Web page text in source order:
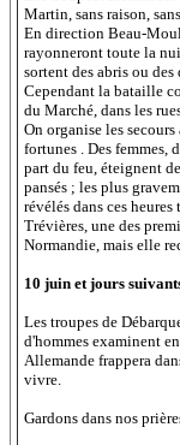
Martin, sans raison,
En direction Beau-
rayonneront toute la
sortent des abris ou des
Cependant la bataille
du Marché, dans les
On organise les
fortunes . Des femmes,
part du feu, éteignent
pansés ; les plus
révélés dans ces heures
Trévières, une des
Normandie, mais elle
10 juin et jours
Les troupes de
d'hommes examinent
Allemande frappera
vivre.
Gardons dans nos